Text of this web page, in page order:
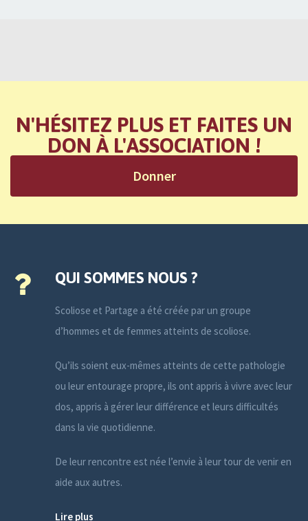
N'HÉSITEZ PLUS ET FAITES UN
DON À L'ASSOCIATION !
Donner
QUI SOMMES NOUS ?
Scoliose et Partage a été créée par un groupe
d’hommes et de femmes atteints de scoliose.
Qu’ils soient eux-mêmes atteints de cette pathologie
ou leur entourage propre, ils ont appris à vivre avec leur
dos, appris à gérer leur différence et leurs difficultés
dans la vie quotidienne.
De leur rencontre est née l’envie à leur tour de venir en
aide aux autres.
Lire plus